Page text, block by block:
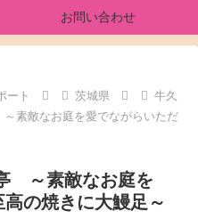
お問い合わせ
ート 茨城県
牛久
素敵なお庭を愛でながらいただ
～素敵なお庭を
の焼きに大鰻足～